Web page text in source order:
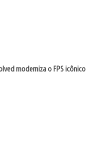
moderniza o FPS icônico